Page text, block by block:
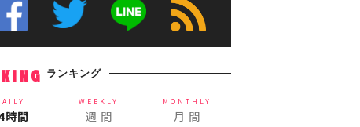
ランキング
時間
WEEKLY
週 間
MONTHLY
月 間